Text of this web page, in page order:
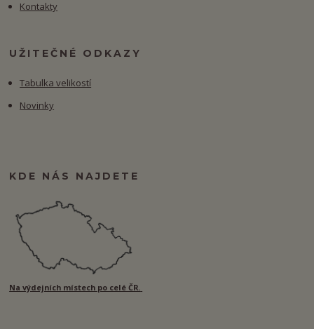
Kontakty
UŽITEČNÉ ODKAZY
Tabulka velikostí
Novinky
KDE NÁS NAJDETE
Na výdejních místech po celé ČR.